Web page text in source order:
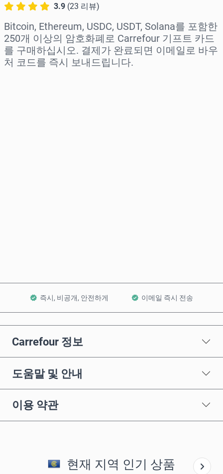
3.9 (23 리뷰)
Bitcoin, Ethereum, USDC, USDT, Solana를 포함한
250개 이상의 암호화폐로 Carrefour 기프트 카드
를 구매하십시오. 결제가 완료되면 이메일로 바우
처 코드를 즉시 보내드립니다.
즉시, 비공개, 안전하게 이메일 즉시 전송
Carrefour 정보
도움말 및 안내
이용 약관
현재 지역 인기 상품